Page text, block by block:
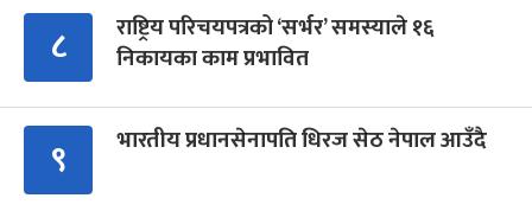
८
राष्ट्रिय परिचयपत्रको ‘सर्भर’ समस्याले १६
निकायका काम प्रभावित
९ भारतीय प्रधानसेनापति धिरज सेठ नेपाल आउँदै